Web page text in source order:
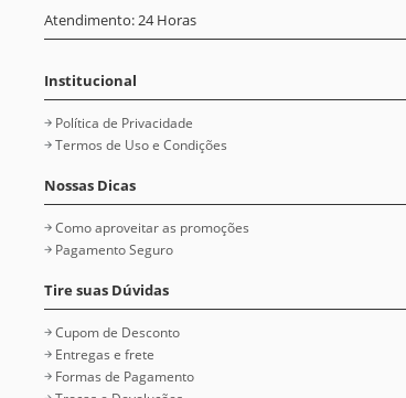
Atendimento: 24 Horas
Institucional
Política de Privacidade
Termos de Uso e Condições
Nossas Dicas
Como aproveitar as promoções
Pagamento Seguro
Tire suas Dúvidas
Cupom de Desconto
Entregas e frete
Formas de Pagamento